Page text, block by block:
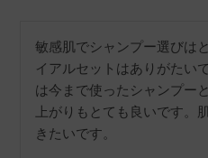
敏感肌でシャンプー選びは
イアルセットはありがたい
は今まで使ったシャンプー
上がりもとても良いです。
きたいです。